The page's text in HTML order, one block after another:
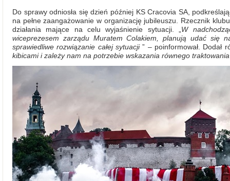
Do sprawy odniosła się dzień później KS Cracovia SA,
na pełne zaangażowanie w organizację jubileuszu. Rzecznik
działania mające na celu wyjaśnienie sytuacji. „ W
wiceprezesem zarządu Muratem Colakiem, planują udać się
sprawiedliwe rozwiązanie całej sytuacji” – poinformował. Dodał
kibicami i zależy nam na potrzebie wskazania równego